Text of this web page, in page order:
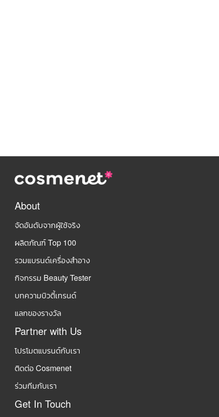
About
จัดอันดับจากผู้ใช้จริง
ผลิตภัณฑ์ Top 100
รวมแบรนด์เครื่องสำอาง
กิจกรรม Beauty Tester
บทความบิวตี้เทรนด์
แลกของรางวัล
Partner with Us
โปรโมตแบรนด์กับเรา
ติดต่อ Cosmenet
ร่วมทีมกับเรา
Get In Touch